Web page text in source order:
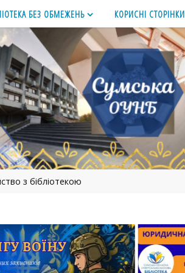
БЕЗ ОБМЕЖЕНЬ КОРИСНІ СТОРІНКИ
з бібліотекою